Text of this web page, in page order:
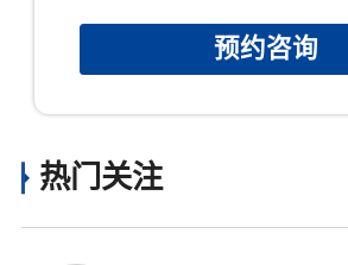
预约咨询
热门关注